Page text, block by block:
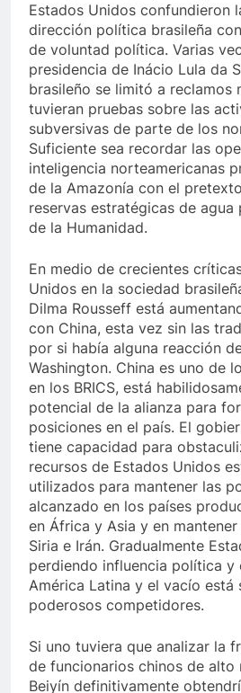
Estados Unidos confundieron
dirección política brasileña
de voluntad política. Varias
presidencia de Inácio Lula da
brasileño se limitó a reclamos
tuvieran pruebas sobre las
subversivas de parte de los
Suficiente sea recordar las
inteligencia norteamericanas
de la Amazonía con el
reservas estratégicas de
de la Humanidad.
En medio de crecientes
Unidos en la sociedad
Dilma Rousseff está
con China, esta vez sin las
por si había alguna reacción
Washington. China es uno de
en los BRICS, está
potencial de la alianza para
posiciones en el país. El
tiene capacidad para
recursos de Estados Unidos
utilizados para mantener las
alcanzado en los países
en África y Asia y en
Siria e Irán. Gradualmente
perdiendo influencia política y
América Latina y el vacío está
poderosos competidores.
Si uno tuviera que analizar la
de funcionarios chinos de alto
Beiyín definitivamente